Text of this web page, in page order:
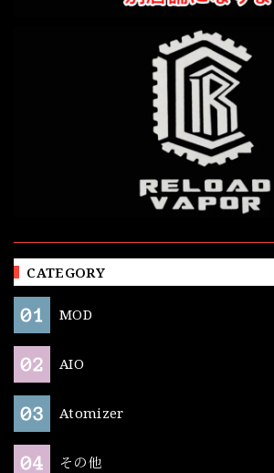
CATEGORY
MOD
AIO
Atomizer
その他